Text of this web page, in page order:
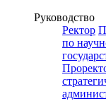
Руководство
Ректор
по